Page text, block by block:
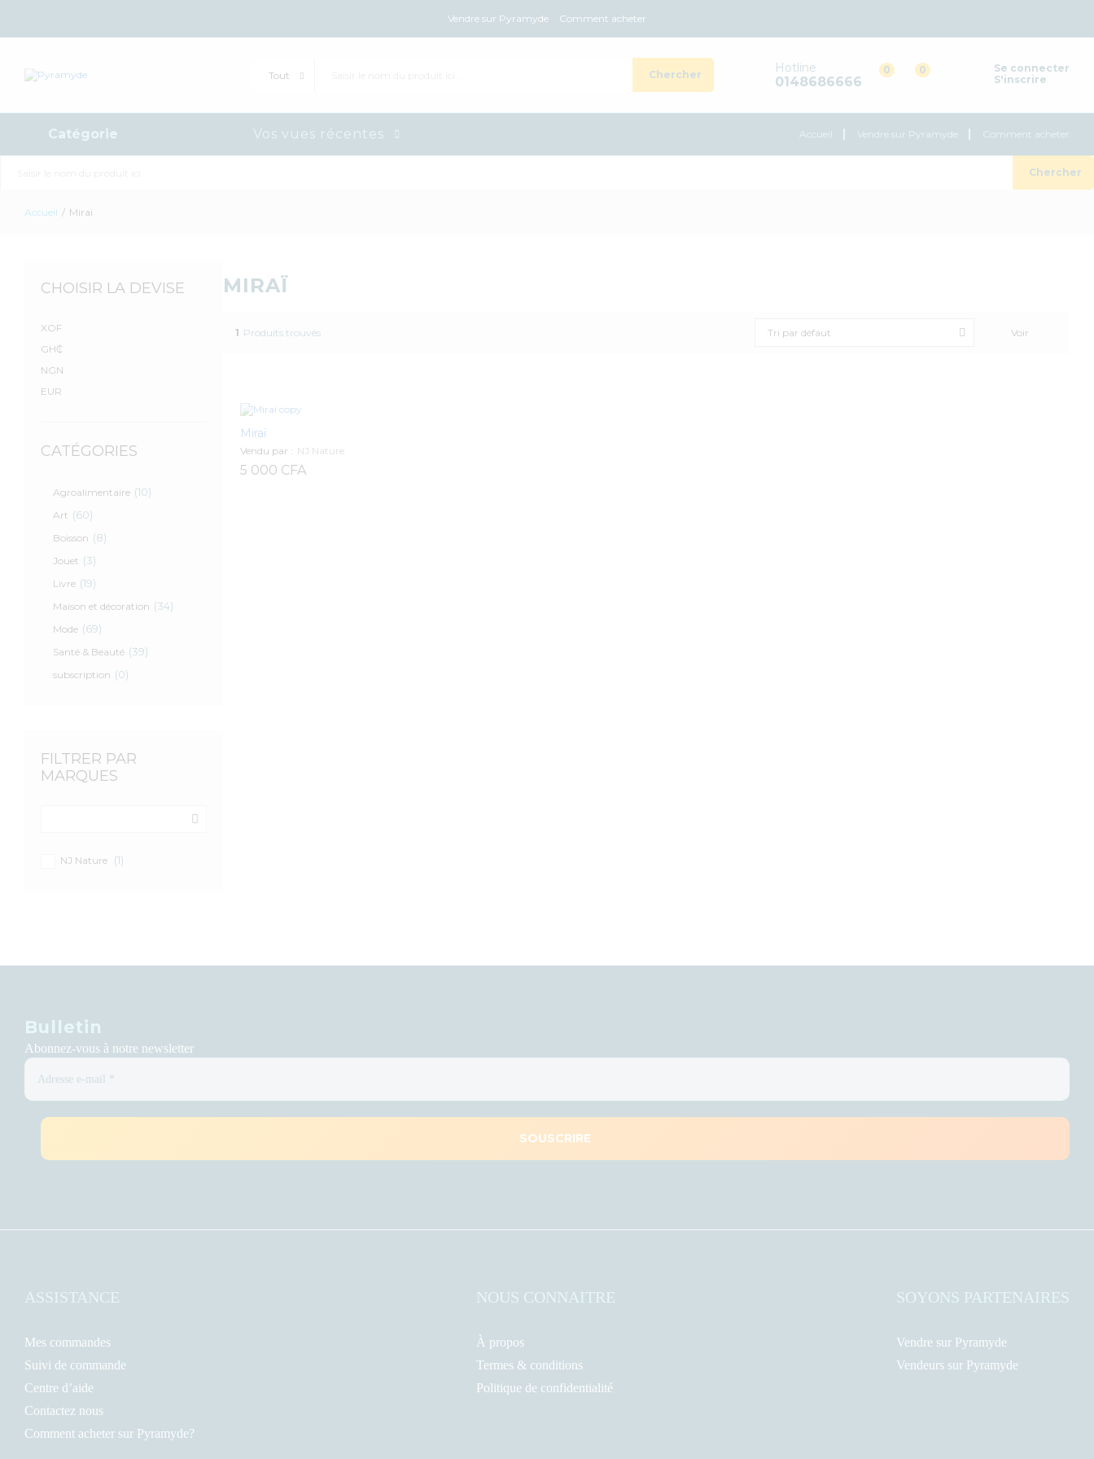
Vendre sur Pyramyde Comment acheter
Tout Chercher Hotline
0148686666
0 0
Se connecter
S'inscrire
Catégorie Vos vues récentes Accueil Vendre sur Pyramyde Comment acheter
Chercher
Accueil / Miraï
MIRAÏ
1 Produits trouvés Voir
Tri par défaut
Miraï
Vendu par : NJ Nature
5 000 CFA
CHOISIR LA DEVISE
XOF
GH₵
NGN
EUR
CATÉGORIES
Agroalimentaire (10)
Art (60)
Boisson (8)
Jouet (3)
Livre (19)
Maison et décoration (34)
Mode (69)
Santé & Beauté (39)
subscription (0)
FILTRER PAR
MARQUES
NJ Nature (1)
Bulletin
Abonnez-vous à notre newsletter
ASSISTANCE
Mes commandes
Suivi de commande
Centre d’aide
Contactez nous
Comment acheter sur Pyramyde?
NOUS CONNAITRE
À propos
Termes & conditions
Politique de confidentialité
SOYONS PARTENAIRES
Vendre sur Pyramyde
Vendeurs sur Pyramyde